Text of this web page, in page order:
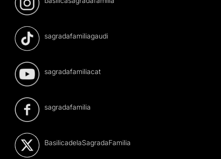
sagradafamiliagaudi
sagradafamiliacat
sagradafamilia
BasilicadelaSagradaFamilia